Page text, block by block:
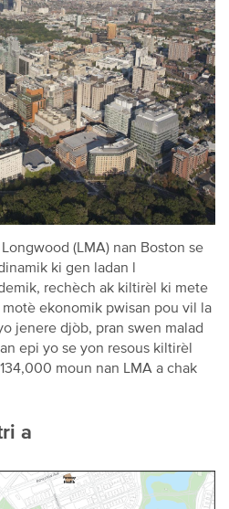
(LMA) nan Boston se
ki gen ladan l
rechèch ak kiltirèl ki mete
ekonomik pwisan pou vil la
jenere djòb, pran swen malad
epi yo se yon resous kiltirèl
moun nan LMA a chak
a